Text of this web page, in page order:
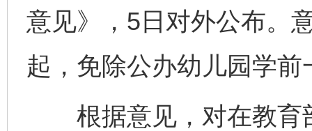
意见》，5日对外公布。
起，免除公办幼儿园学
根据意见，对在教育